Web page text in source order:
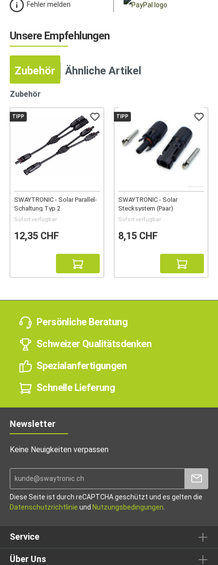
Fehler melden
Unsere Empfehlungen
Zubehör Ähnliche Artikel
Zubehör
TIPP
SWAYTRONIC - Solar Parallel-
Schaltung Typ 2
Sofort verfügbar
12,35 CHF
TIPP
SWAYTRONIC - Solar
Stecksystem (Paar)
Sofort verfügbar
8,15 CHF
Persönliche Beratung
Schweizer Qualitätsdenken
Spezialanfertigungen
Schnelle Lieferung
Newsletter
Keine Neuigkeiten verpassen
Diese Seite ist durch reCAPTCHA geschützt und es gelten die
Datenschutzrichtlinie und Nutzungsbedingungen
Service
Über Uns